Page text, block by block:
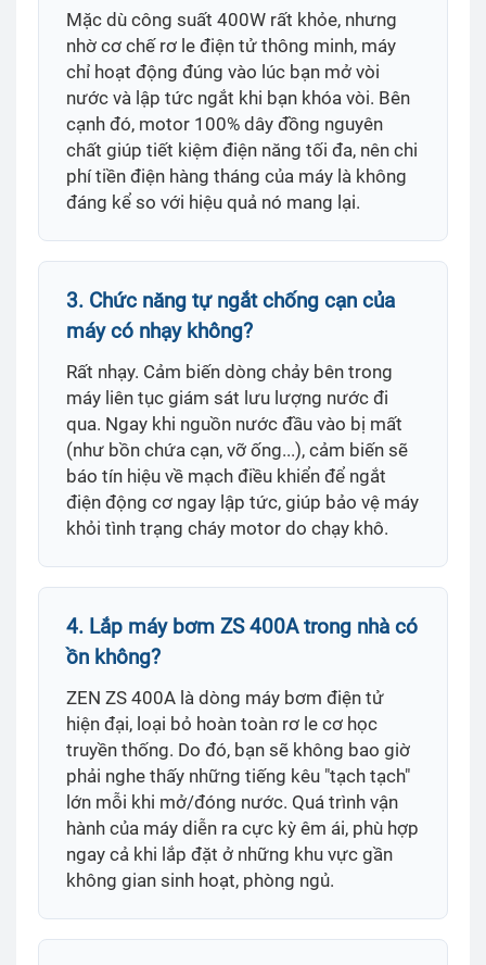
Mặc dù công suất 400W rất khỏe, nhưng
nhờ cơ chế rơ le điện tử thông minh, máy
chỉ hoạt động đúng vào lúc bạn mở vòi
nước và lập tức ngắt khi bạn khóa vòi. Bên
cạnh đó, motor 100% dây đồng nguyên
chất giúp tiết kiệm điện năng tối đa, nên chi
phí tiền điện hàng tháng của máy là không
đáng kể so với hiệu quả nó mang lại.
3. Chức năng tự ngắt chống cạn của
máy có nhạy không?
Rất nhạy. Cảm biến dòng chảy bên trong
máy liên tục giám sát lưu lượng nước đi
qua. Ngay khi nguồn nước đầu vào bị mất
(như bồn chứa cạn, vỡ ống...), cảm biến sẽ
báo tín hiệu về mạch điều khiển để ngắt
điện động cơ ngay lập tức, giúp bảo vệ máy
khỏi tình trạng cháy motor do chạy khô.
4. Lắp máy bơm ZS 400A trong nhà có
ồn không?
ZEN ZS 400A là dòng máy bơm điện tử
hiện đại, loại bỏ hoàn toàn rơ le cơ học
truyền thống. Do đó, bạn sẽ không bao giờ
phải nghe thấy những tiếng kêu "tạch tạch"
lớn mỗi khi mở/đóng nước. Quá trình vận
hành của máy diễn ra cực kỳ êm ái, phù hợp
ngay cả khi lắp đặt ở những khu vực gần
không gian sinh hoạt, phòng ngủ.